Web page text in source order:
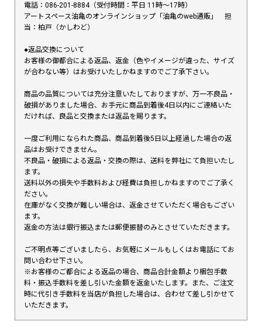
電話：086-201-8884（受付時間：平日 11時〜17時）
アートスペース油亀のオンラインショップ「油亀のweb通販」 担
当：柏戸（かしわど）
●返品交換について
お客様の御都合による返品、返金（色やイメージが違った、サイズ
が合わない等）はお受けいたしかねますのでご了承下さい。
商品の品質については充分注意いたしておりますが、万一不良品・
破損がありました場合、お手元に商品到着後4日以内にご連絡いた
だければ、良品と交換または返品を賜ります。
一度ご利用になられた商品、商品到着後5日以上経過した場合の返
品はお受けできません。
不良品・破損による返品・交換の際は、送料を弊社にて負担いたし
ます。
送料以外の損失や手数料および経費は負担しかねますのでご了承く
ださい。
在庫がなく交換が難しい場合は、返金させていただく場合もござい
ます。
返金の方法は銀行振込または郵便振替のみとさせていただきます。
ご不明点等ございましたら、お気軽にメールもしくはお電話にてお
問い合わせ下さい。
※お客様のご都合による返品の場合、商品合計金額より梱包手数
料・振込手数料を差し引いた金額を返金いたします。また、ご注文
時に代引き手数料を当店が負担した場合は、合わせて差し引かせて
いただきます。